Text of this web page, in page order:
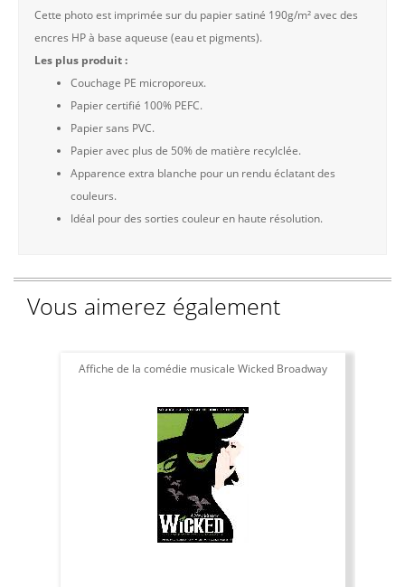
Cette photo est imprimée sur du papier satiné 190g/m² avec des
encres HP à base aqueuse (eau et pigments).
Les plus produit :
Couchage PE microporeux.
Papier certifié 100% PEFC.
Papier sans PVC.
Papier avec plus de 50% de matière recylclée.
Apparence extra blanche pour un rendu éclatant des
couleurs.
Idéal pour des sorties couleur en haute résolution.
Vous aimerez également
Affiche de la comédie musicale Wicked Broadway